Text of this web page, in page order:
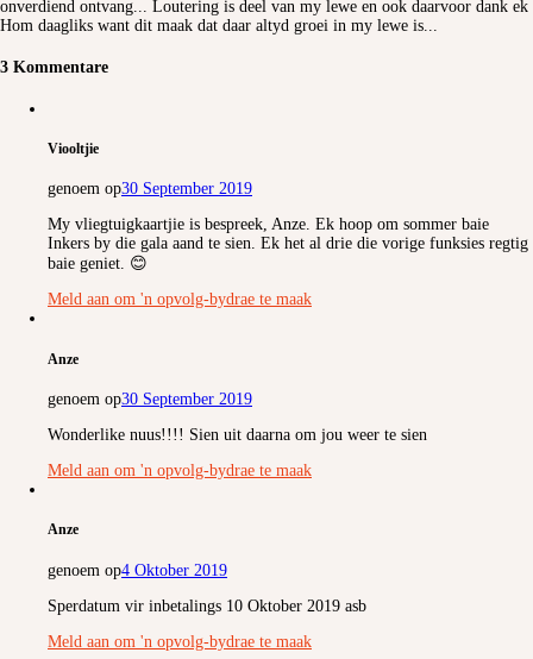
onverdiend ontvang... Loutering is deel van my lewe en ook daarvoor dank ek
Hom daagliks want dit maak dat daar altyd groei in my lewe is...
3 Kommentare
Viooltjie
genoem op30 September 2019
My vliegtuigkaartjie is bespreek, Anze. Ek hoop om sommer baie
Inkers by die gala aand te sien. Ek het al drie die vorige funksies regtig
baie geniet. 😊
Meld aan om 'n opvolg-bydrae te maak
Anze
genoem op30 September 2019
Wonderlike nuus!!!! Sien uit daarna om jou weer te sien
Meld aan om 'n opvolg-bydrae te maak
Anze
genoem op4 Oktober 2019
Sperdatum vir inbetalings 10 Oktober 2019 asb
Meld aan om 'n opvolg-bydrae te maak